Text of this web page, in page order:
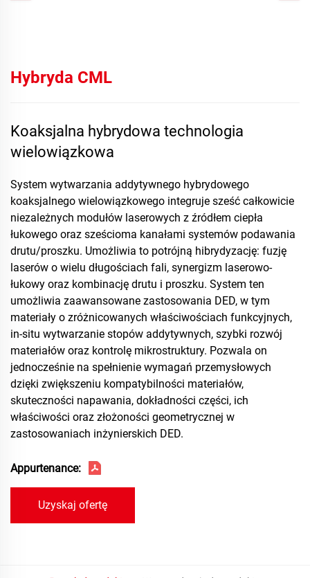
Hybryda CML
Koaksjalna hybrydowa technologia
wielowiązkowa
System wytwarzania addytywnego hybrydowego
koaksjalnego wielowiązkowego integruje sześć całkowicie
niezależnych modułów laserowych z źródłem ciepła
łukowego oraz sześcioma kanałami systemów podawania
drutu/proszku. Umożliwia to potrójną hibrydyzację: fuzję
laserów o wielu długościach fali, synergizm laserowo-
łukowy oraz kombinację drutu i proszku. System ten
umożliwia zaawansowane zastosowania DED, w tym
materiały o zróżnicowanych właściwościach funkcyjnych,
in-situ wytwarzanie stopów addytywnych, szybki rozwój
materiałów oraz kontrolę mikrostruktury. Pozwala on
jednocześnie na spełnienie wymagań przemysłowych
dzięki zwiększeniu kompatybilności materiałów,
skuteczności napawania, dokładności części, ich
właściwości oraz złożoności geometrycznej w
zastosowaniach inżynierskich DED.
Appurtenance:
Uzyskaj ofertę